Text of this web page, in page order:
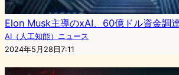
Elon Musk主導のxAI、60億ドル資金調
AI（人工知能）ニュース
2024年5月28日7:11